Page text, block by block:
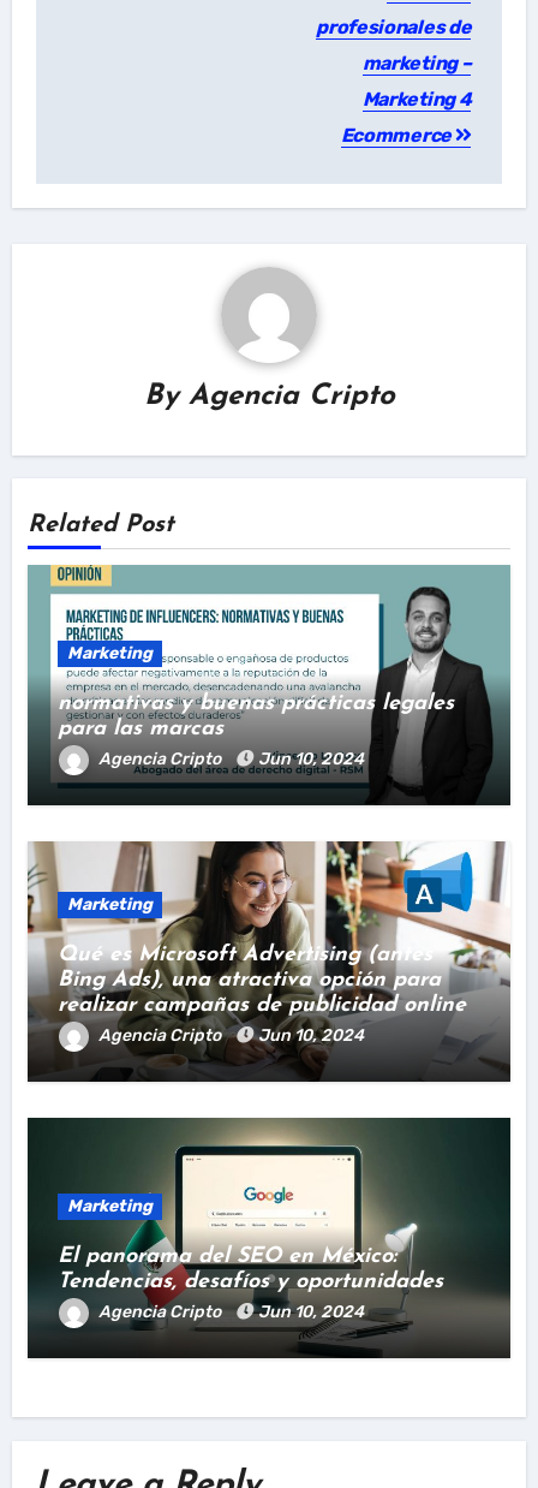
profesionales de
marketing –
Marketing 4
Ecommerce
By Agencia Cripto
Related Post
Marketing
normativas y buenas prácticas legales
para las marcas
Agencia Cripto Jun 10, 2024
Marketing
Qué es Microsoft Advertising (antes
Bing Ads), una atractiva opción para
realizar campañas de publicidad online
Agencia Cripto Jun 10, 2024
Marketing
El panorama del SEO en México:
Tendencias, desafíos y oportunidades
Agencia Cripto Jun 10, 2024